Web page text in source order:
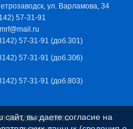
ул. Варламова, 34
57-31-91
57-31-91 (доб.301)
57-31-91 (доб.306)
57-31-91 (доб.803)
100103001, ОКПО
вы даете согласие на